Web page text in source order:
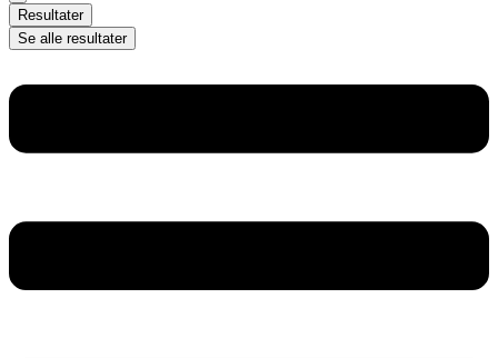
Resultater
Se alle resultater